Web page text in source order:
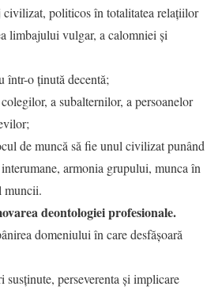
politicos în totalitatea relațiilor
limbajului vulgar, a calomniei și
într-o ţinută decentă;
a subalternilor, a persoanelor
de muncă să fie unul civilizat punând
armonia grupului, munca în
muncii.
deontologiei profesionale.
domeniului în care desfăşoară
susținute, perseverenta și implicare